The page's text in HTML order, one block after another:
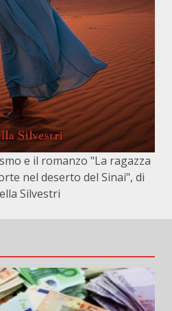
e il romanzo "La ragazza
nel deserto del Sinai", di
Silvestri